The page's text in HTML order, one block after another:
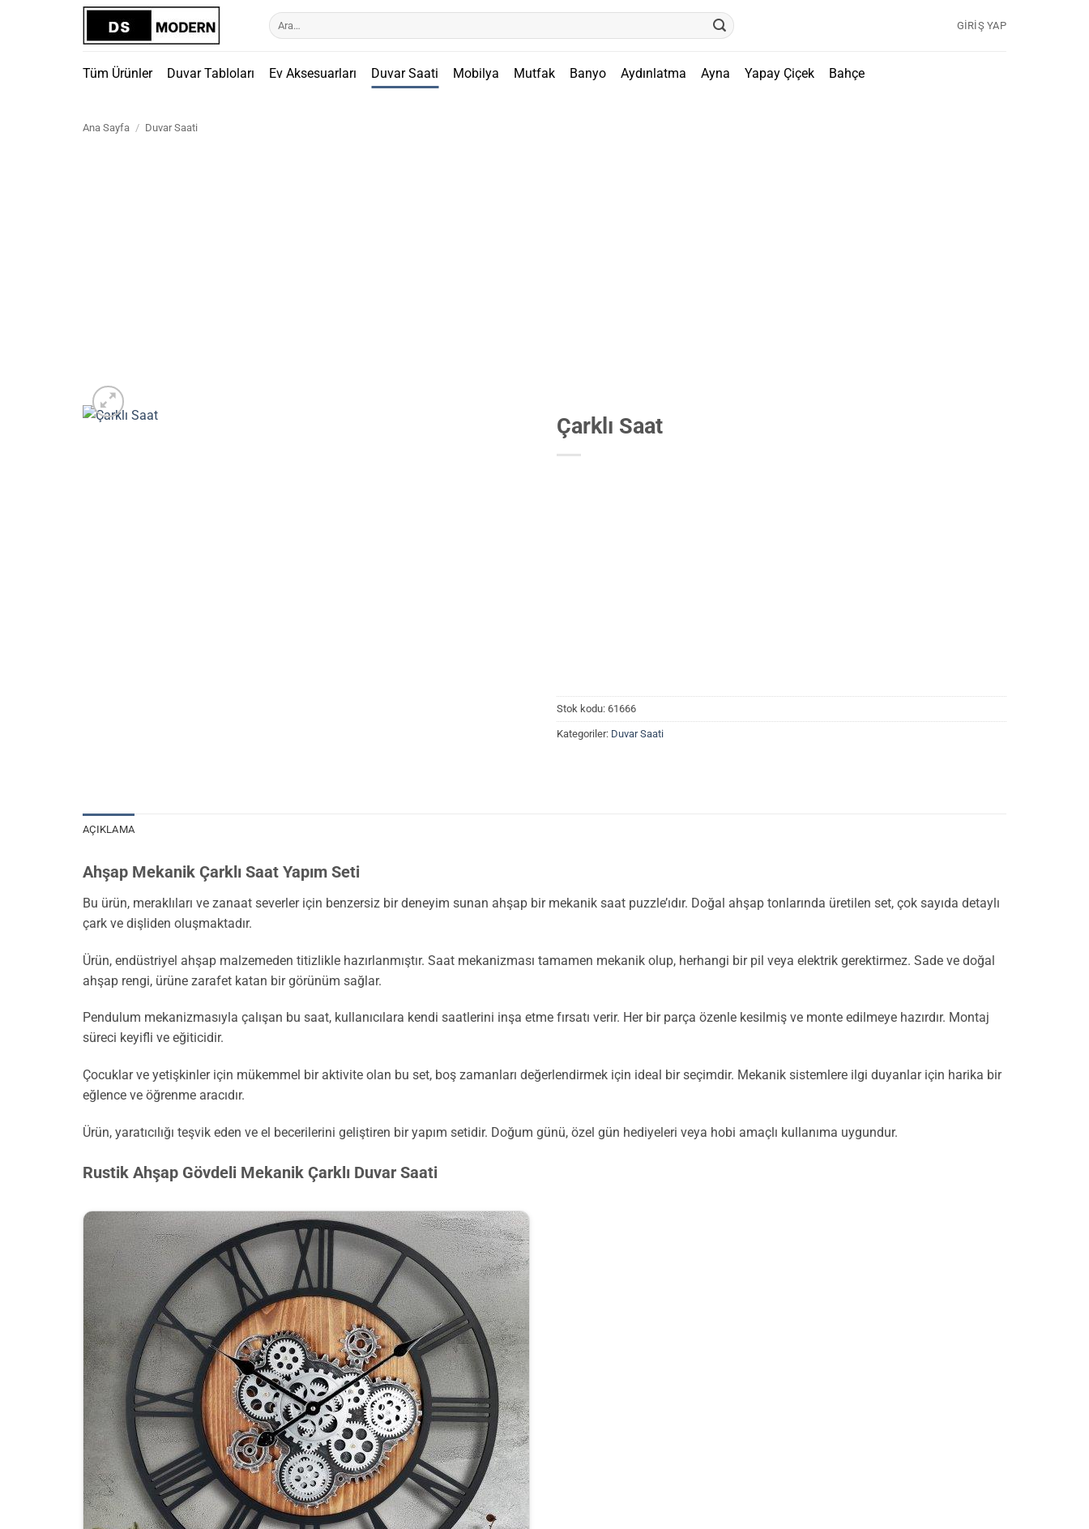
Ara:
GIRIŞ YAP
Tüm Ürünler Duvar Tabloları Ev Aksesuarları Duvar Saati Mobilya Mutfak Banyo Aydınlatma Ayna Yapay Çiçek Bahçe
Ana Sayfa / Duvar Saati
Çarklı Saat
Stok kodu: 61666
Kategoriler: Duvar Saati
AÇIKLAMA
Ahşap Mekanik Çarklı Saat Yapım Seti
Bu ürün, meraklıları ve zanaat severler için benzersiz bir deneyim sunan ahşap bir mekanik saat puzzle’ıdır. Doğal ahşap tonlarında üretilen set, çok sayıda detaylı
çark ve dişliden oluşmaktadır.
Ürün, endüstriyel ahşap malzemeden titizlikle hazırlanmıştır. Saat mekanizması tamamen mekanik olup, herhangi bir pil veya elektrik gerektirmez. Sade ve doğal
ahşap rengi, ürüne zarafet katan bir görünüm sağlar.
Pendulum mekanizmasıyla çalışan bu saat, kullanıcılara kendi saatlerini inşa etme fırsatı verir. Her bir parça özenle kesilmiş ve monte edilmeye hazırdır. Montaj
süreci keyifli ve eğiticidir.
Çocuklar ve yetişkinler için mükemmel bir aktivite olan bu set, boş zamanları değerlendirmek için ideal bir seçimdir. Mekanik sistemlere ilgi duyanlar için harika bir
eğlence ve öğrenme aracıdır.
Ürün, yaratıcılığı teşvik eden ve el becerilerini geliştiren bir yapım setidir. Doğum günü, özel gün hediyeleri veya hobi amaçlı kullanıma uygundur.
Rustik Ahşap Gövdeli Mekanik Çarklı Duvar Saati